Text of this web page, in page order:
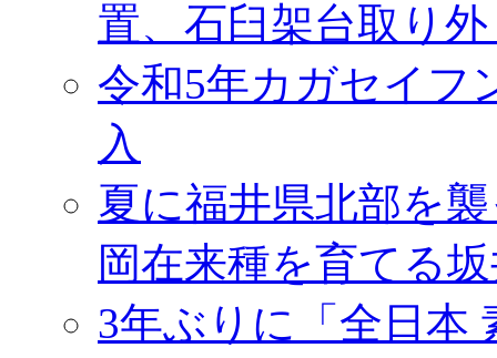
置、石臼架台取り
令和5年カガセイフ
入
夏に福井県北部を
岡在来種を育てる
3年ぶりに「全日本